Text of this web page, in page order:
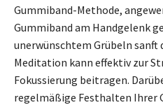
Gummiband-Methode,
Gummiband am Handgelenk
unerwünschtem Grübeln sanft
Meditation kann effektiv zur
Fokussierung beitragen.
regelmäßige Festhalten Ihrer